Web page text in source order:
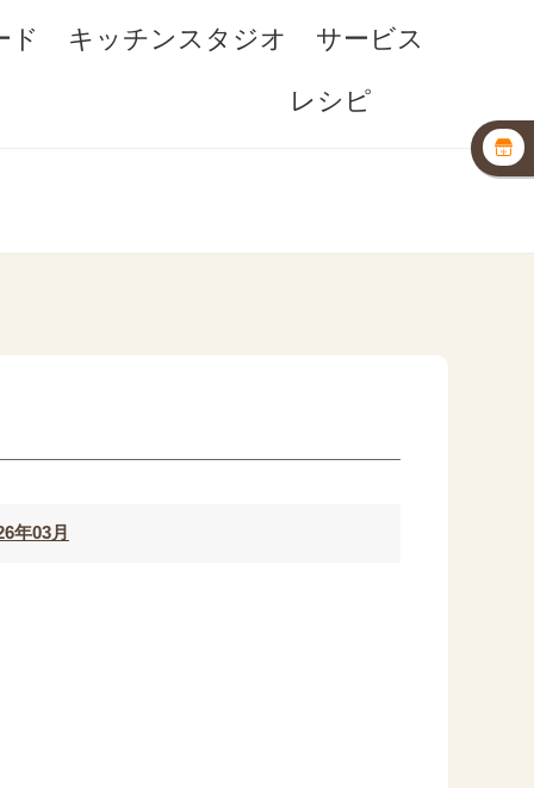
ド キッチンスタジオ サービス
レシピ
年03月